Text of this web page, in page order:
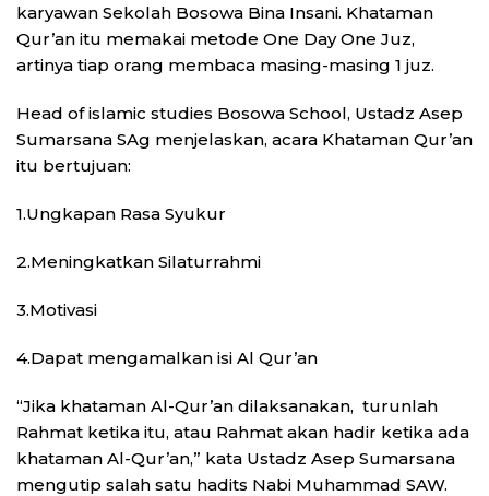
karyawan Sekolah Bosowa Bina Insani. Khataman
Qur’an itu memakai metode One Day One Juz,
artinya tiap orang membaca masing-masing 1 juz.
Head of islamic studies Bosowa School, Ustadz Asep
Sumarsana SAg menjelaskan, acara Khataman Qur’an
itu bertujuan:
1.Ungkapan Rasa Syukur
2.Meningkatkan Silaturrahmi
3.Motivasi
4.Dapat mengamalkan isi Al Qur’an
“Jika khataman Al-Qur’an dilaksanakan, turunlah
Rahmat ketika itu, atau Rahmat akan hadir ketika ada
khataman Al-Qur’an,” kata Ustadz Asep Sumarsana
mengutip salah satu hadits Nabi Muhammad SAW.